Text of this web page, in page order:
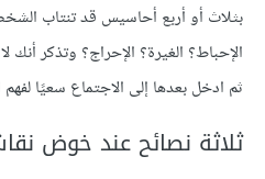
بثلاث أو أربع أحاسيس قد تنتاب
الإحباط؟ الغيرة؟ الإحراج؟ وتذكر
ثم ادخل بعدها إلى الاجتماع سعيًا
ثلاثة نصائح عند خوض